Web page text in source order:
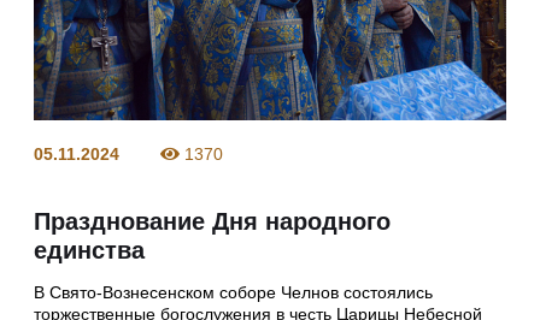
05.11.2024 1370
Празднование Дня народного
единства
В Свято-Вознесенском соборе Челнов состоялись
торжественные богослужения в честь Царицы Небесной